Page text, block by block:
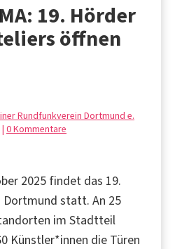
19. Hörder
öffnen
Rundfunkverein Dortmund e.
0 Kommentare
2025 findet das 19.
statt. An 25
im Stadtteil
Künstler*innen die Türen